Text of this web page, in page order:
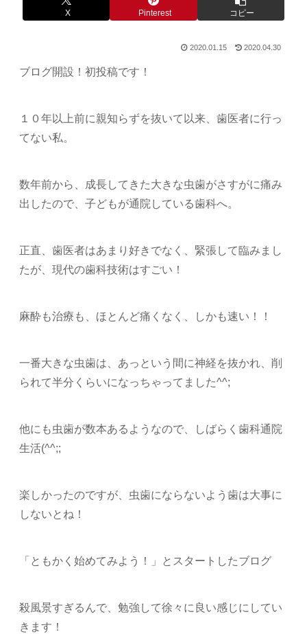
X Pinterest コピー
2020.01.15 2020.04.30
ブログ開設！初投稿です！
１０年以上前に親知らずを抜いて以来、歯医者に行っ
てない私。
数年前から、成長してきた大きな虫歯がさすがに痛み
出したので、子どもが通院している歯科へ。
正直、歯医者はあまり好きでなく、緊張して臨みまし
たが、現代の歯科技術はすごい！
麻酔も治療も、ほとんど痛くなく、しかも速い！！
一番大きな虫歯は、あっという間に神経を抜かれ、削
られて半分くらいになっちゃってました^^;
他にも虫歯が数本あるようなので、しばらく歯科通院
生活(^^;;
楽しかったのですが、虫歯にならないよう歯は大事に
しないとね！
「ともかく始めてみよう！」とスタートしたブログ
殺風景すぎるんで、勉強して徐々に良い感じにしてい
きます！